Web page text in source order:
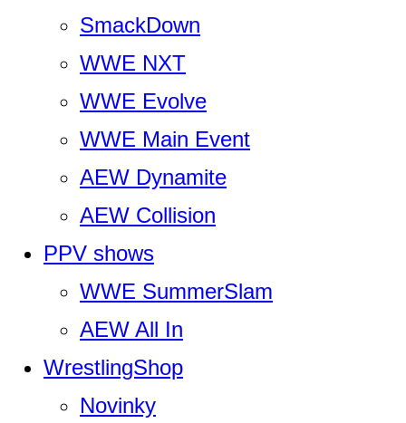
SmackDown
WWE NXT
WWE Evolve
WWE Main Event
AEW Dynamite
AEW Collision
PPV shows
WWE SummerSlam
AEW All In
WrestlingShop
Novinky